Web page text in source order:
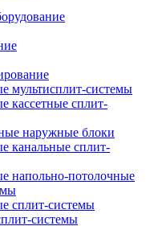
мультисплит-системы
кассетные сплит-
наружные блоки
канальные сплит-
напольно-потолочные
сплит-системы
системы